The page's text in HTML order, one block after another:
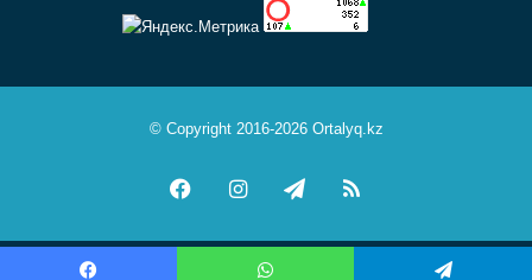
© Copyright 2016-2026 Ortalyq.kz
FacebookInstagramTelegram